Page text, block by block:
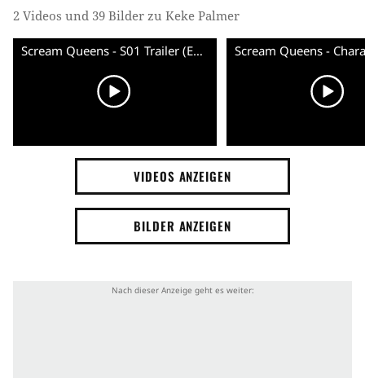
2 Videos und 39 Bilder zu Keke Palmer
Scream Queens - S01 Trailer (English) HD
VIDEOS ANZEIGEN
BILDER ANZEIGEN